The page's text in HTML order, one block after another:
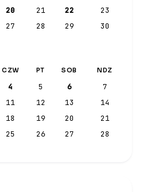
20 21 22
23
27 28 29 30
CZW PT SOB NDZ
4 5 6
7
11 12 13
14
18 19 20
21
25 26 27
28